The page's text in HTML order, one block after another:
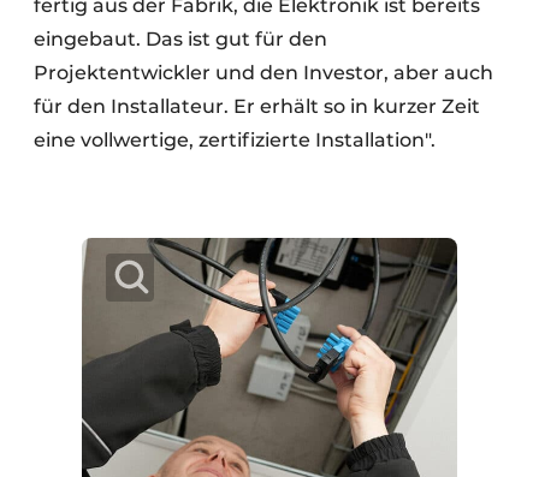
fertig aus der Fabrik, die Elektronik ist bereits
eingebaut. Das ist gut für den
Projektentwickler und den Investor, aber auch
für den Installateur. Er erhält so in kurzer Zeit
eine vollwertige, zertifizierte Installation".